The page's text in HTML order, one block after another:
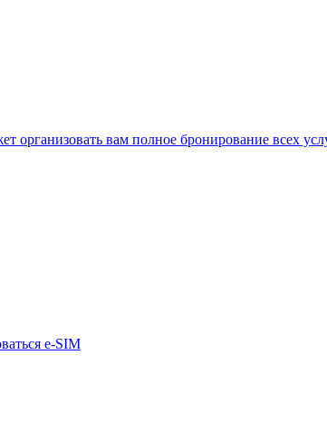
организовать вам полное бронирование всех
e-SIM